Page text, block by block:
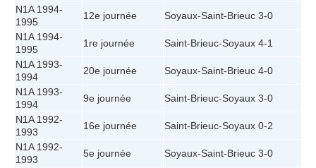
N1A 1994-
1995
12e journée Soyaux-Saint-Brieuc 3-0
N1A 1994-
1995
1re journée Saint-Brieuc-Soyaux 4-1
N1A 1993-
1994
20e journée Soyaux-Saint-Brieuc 4-0
N1A 1993-
1994
9e journée Saint-Brieuc-Soyaux 3-0
N1A 1992-
1993
16e journée Saint-Brieuc-Soyaux 0-2
N1A 1992-
1993
5e journée Soyaux-Saint-Brieuc 3-0